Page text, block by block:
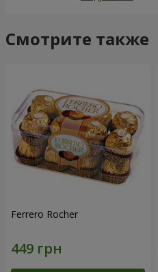
Смотрите также
Ferrero Rocher